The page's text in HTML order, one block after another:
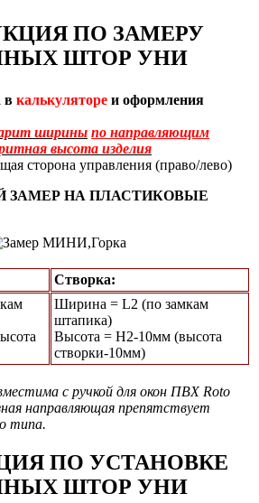
ПО ЗАМЕРУ
ШТОР УНИ
в калькуляторе и оформления
ширины по направляющим
высота изделия
сторона управления (право/лево)
НА ПЛАСТИКОВЫЕ
Створка:
Ширина = L2 (по замкам
штапика)
Высота = H2-10мм (высота
створки-10мм)
с ручкой для окон ПВХ Roto
направляющая препятствует
типа.
ПО УСТАНОВКЕ
ШТОР УНИ